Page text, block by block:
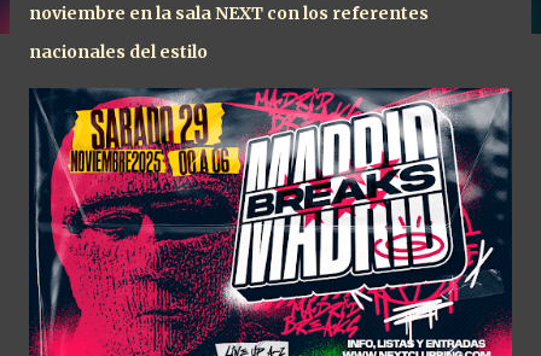
noviembre en la sala NEXT con los referentes
nacionales del estilo